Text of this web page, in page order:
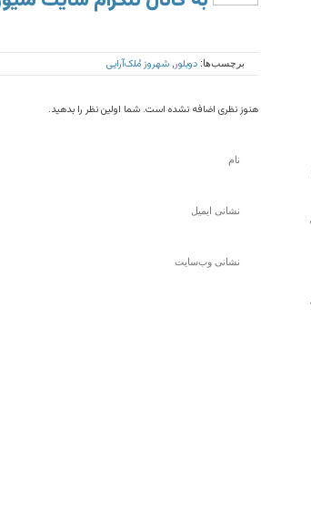
برچسب‌ها: دوبلور شهروز مُلک‌آرایی
هنوز نظری اضافه نشده است. شما اولین نظر را بدهید.